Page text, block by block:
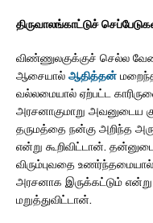
திருவாலங்காட்டுச்
விண்ணுலகுக்குச் செல்ல
ஆசையால்ஆதித்தன்
வல்லமையால் ஏற்பட்ட
அரசனாகுமாறு அவனுடைய
தருமத்தை நன்கு அறிந்த
என்று கூறிவிட்டான்.
விரும்புவதை
அரசனாக இருக்கட்டும் என்று
மறுத்துவிட்டான்.